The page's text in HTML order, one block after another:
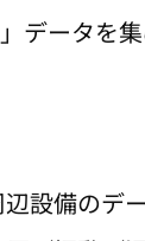
データを集
設備のデ